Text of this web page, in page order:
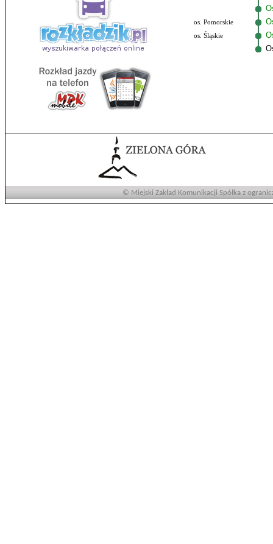
os. Pomorskie
os. Śląskie
© Miejski Zakład Komunikacji Spółka z